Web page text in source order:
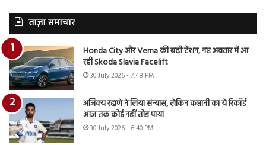
ताज़ा समाचार
Honda City और Verna की बढ़ी टेंशन, नए अवतार में आ
रही Skoda Slavia Facelift
30 July 2026 - 7:48 PM
अजिंक्य रहाणे ने लिया संन्यास, लेकिन कप्तानी का ये रिकॉर्ड
आज तक कोई नहीं तोड़ पाया
30 July 2026 - 6:40 PM